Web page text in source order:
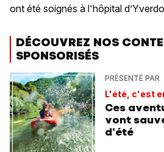
ont été soignés à l'hôpital
DÉCOUVREZ NOS
SPONSORISÉS
PRÉSENTÉ PAR
L'été, c'est
Ces
vont
d'été